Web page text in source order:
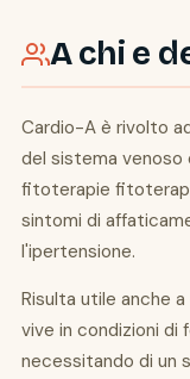
A chi e
Cardio-A è rivolto
del sistema
fitoterapie
sintomi di
l'ipertensione.
Risulta utile anche
vive in condizioni di
necessitando di un